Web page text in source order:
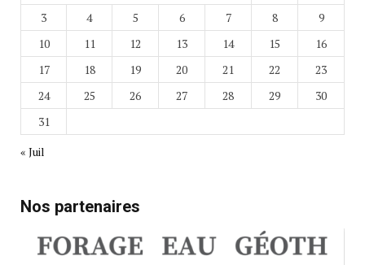
3
4 5 6 7 8
9
10
11 12 13 14 15
16
17
18 19 20 21 22
23
24
25 26 27 28 29
30
31
« Juil
Nos partenaires